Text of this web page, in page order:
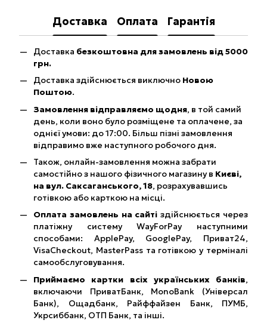
Доставка Оплата Гарантія
Доставка безкоштовна для замовлень від 5000
грн.
Доставка здійснюється виключно Новою
Поштою.
Замовлення відправляємо щодня, в той самий
день, коли воно було розміщене та оплачене, за
однієї умови: до 17:00. Більш пізні замовлення
відправимо вже наступного робочого дня.
Також, онлайн-замовлення можна забрати
самостійно з нашого фізичного магазину в Києві,
на вул. Саксаганського, 18, розрахувавшись
готівкою або карткою на місці.
Оплата замовлень на сайтіздійснюється через
платіжну систему WayForPay наступними
способами: ApplePay, GooglePay, Приват24,
VisaCheckout, MasterPass та готівкою у терміналі
самообслуговування.
Приймаємо картки всіх українських банків,
включаючи ПриватБанк, MonoBank (Універсал
Банк), Ощадбанк, Райффайзен Банк, ПУМБ,
Укрсиббанк, ОТП Банк, та інші.